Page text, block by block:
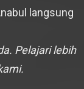
langsung
Pelajari lebih